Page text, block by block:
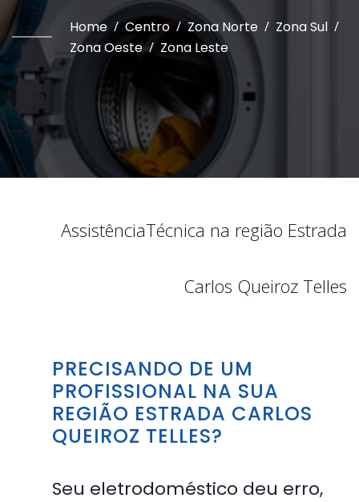
Home / Centro / Zona Norte / Zona Sul /
Zona Oeste / Zona Leste
AssistênciaTécnica na região Estrada
Carlos Queiroz Telles
PRECISANDO DE UM
PROFISSIONAL NA SUA
REGIÃO ESTRADA CARLOS
QUEIROZ TELLES?
Seu eletrodoméstico deu erro,